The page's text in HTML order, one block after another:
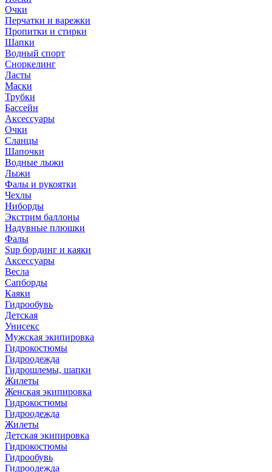
Очки
Перчатки и варежки
Пропитки и стирки
Шапки
Водный спорт
Сноркелинг
Ласты
Маски
Трубки
Бассейн
Аксессуары
Очки
Сланцы
Шапочки
Водные лыжи
Лыжи
Фалы и рукоятки
Чехлы
Ниборды
Экстрим баллоны
Надувные плюшки
Фалы
Sup бординг и каяки
Аксессуары
Весла
Сапборды
Каяки
Гидрообувь
Детская
Унисекс
Мужская экипировка
Гидрокостюмы
Гидроодежда
Гидрошлемы, шапки
Жилеты
Женская экипировка
Гидрокостюмы
Гидроодежда
Жилеты
Детская экипировка
Гидрокостюмы
Гидрообувь
Гидроодежда